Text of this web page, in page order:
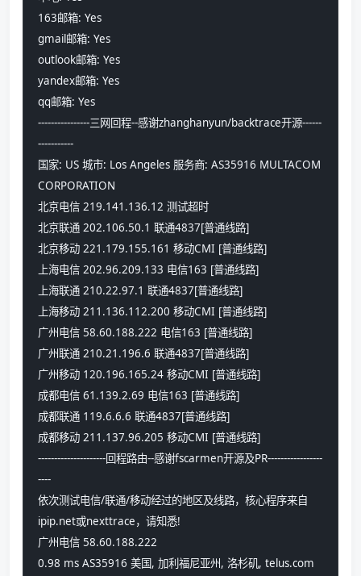
163邮箱: Yes
gmail邮箱: Yes
outlook邮箱: Yes
yandex邮箱: Yes
qq邮箱: Yes
----------------三网回程--感谢zhanghanyun/backtrace开源------
-----------
国家: US 城市: Los Angeles 服务商: AS35916 MULTACOM
CORPORATION
北京电信 219.141.136.12 测试超时
北京联通 202.106.50.1 联通4837[普通线路]
北京移动 221.179.155.161 移动CMI [普通线路]
上海电信 202.96.209.133 电信163 [普通线路]
上海联通 210.22.97.1 联通4837[普通线路]
上海移动 211.136.112.200 移动CMI [普通线路]
广州电信 58.60.188.222 电信163 [普通线路]
广州联通 210.21.196.6 联通4837[普通线路]
广州移动 120.196.165.24 移动CMI [普通线路]
成都电信 61.139.2.69 电信163 [普通线路]
成都联通 119.6.6.6 联通4837[普通线路]
成都移动 211.137.96.205 移动CMI [普通线路]
---------------------回程路由--感谢fscarmen开源及PR-----------------
----
依次测试电信/联通/移动经过的地区及线路，核心程序来自
ipip.net或nexttrace，请知悉!
广州电信 58.60.188.222
0.98 ms AS35916 美国, 加利福尼亚州, 洛杉矶, telus.com